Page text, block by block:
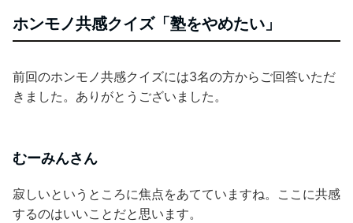
ホンモノ共感クイズ「塾をやめたい」
前回のホンモノ共感クイズには3名の方からご回答いただ
きました。ありがとうございました。
むーみんさん
寂しいというところに焦点をあてていますね。ここに共感
するのはいいことだと思います。